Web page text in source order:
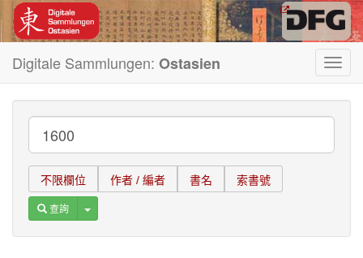
Digitale Sammlungen: Ostasien
不限欄位 作者 / 編者 書名 索書號
查詢 Toggle Dropdown